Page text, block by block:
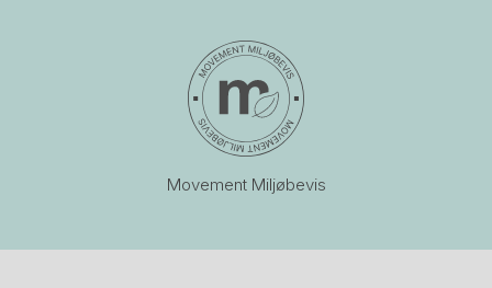
Movement Miljøbevis